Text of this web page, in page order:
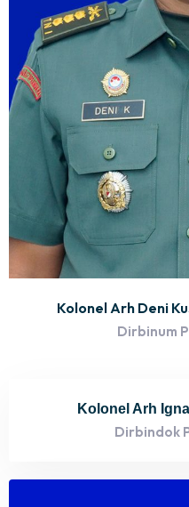
Kolonel Arh Deni
Dirbinum
Kolonel Arh
Dirbindok